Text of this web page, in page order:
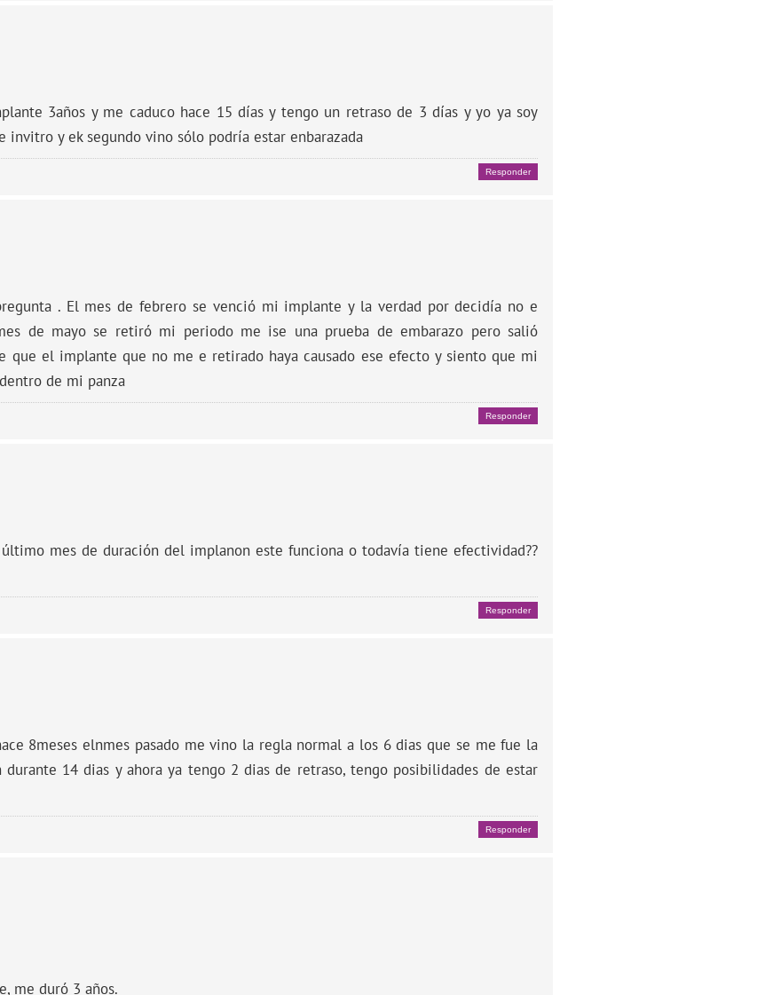
3años y me caduco hace 15 días y tengo un retraso de 3 días y yo ya soy
invitro y ek segundo vino sólo podría estar enbarazada
Responder
. El mes de febrero se venció mi implante y la verdad por decidía no e
de mayo se retiró mi periodo me ise una prueba de embarazo pero salió
que el implante que no me e retirado haya causado ese efecto y siento que mi
de mi panza
Responder
mes de duración del implanon este funciona o todavía tiene efectividad??
Responder
8meses elnmes pasado me vino la regla normal a los 6 dias que se me fue la
14 dias y ahora ya tengo 2 dias de retraso, tengo posibilidades de estar
Responder
me duró 3 años.